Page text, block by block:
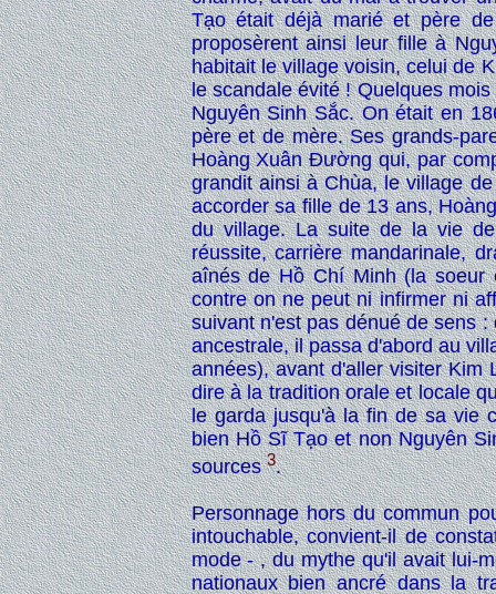
Tạo était déjà marié et père
proposèrent ainsi leur fille à
habitait le village voisin, celui de
le scandale évité ! Quelques
Nguyên Sinh Sắc. On était en
père et de mère. Ses grands-
Hoàng Xuân Đường qui, par
grandit ainsi à Chùa, le village
accorder sa fille de 13 ans,
du village. La suite de la vie
réussite, carrière mandarinale,
aînés de Hồ Chí Minh (la soeur
contre on ne peut ni infirmer ni
suivant n'est pas dénué de sens
ancestrale, il passa d'abord au
années), avant d'aller visiter Kim
dire à la tradition orale et locale
le garda jusqu'à la fin de sa vie
bien Hồ Sĩ Tạo et non Nguyên
sources3.
Personnage hors du commun
intouchable, convient-il de
mode - , du mythe qu'il avait lui-
nationaux bien ancré dans la